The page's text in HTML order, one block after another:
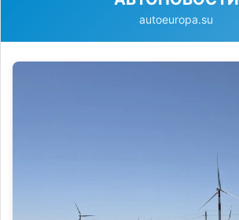
autoeuropa.su